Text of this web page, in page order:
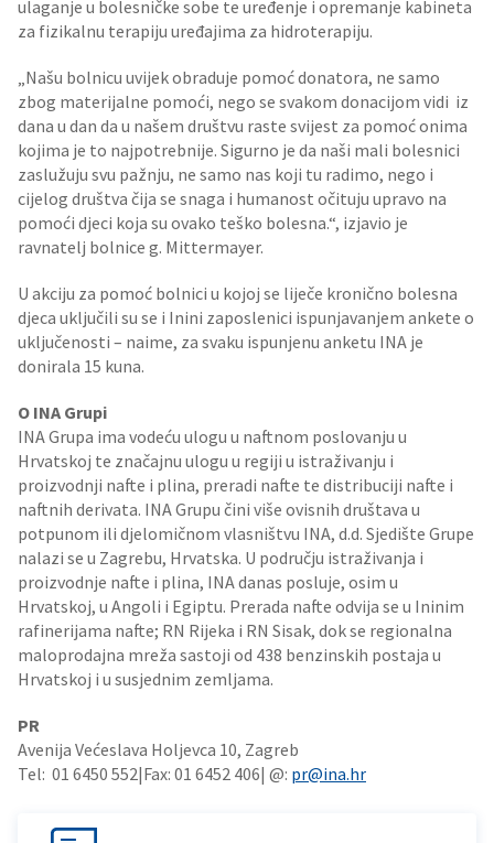
ulaganje u bolesničke sobe te uređenje i opremanje kabineta
za fizikalnu terapiju uređajima za hidroterapiju.
„Našu bolnicu uvijek obraduje pomoć donatora, ne samo
zbog materijalne pomoći, nego se svakom donacijom vidi iz
dana u dan da u našem društvu raste svijest za pomoć onima
kojima je to najpotrebnije. Sigurno je da naši mali bolesnici
zaslužuju svu pažnju, ne samo nas koji tu radimo, nego i
cijelog društva čija se snaga i humanost očituju upravo na
pomoći djeci koja su ovako teško bolesna.“, izjavio je
ravnatelj bolnice g. Mittermayer.
U akciju za pomoć bolnici u kojoj se liječe kronično bolesna
djeca uključili su se i Inini zaposlenici ispunjavanjem ankete o
uključenosti – naime, za svaku ispunjenu anketu INA je
donirala 15 kuna.
O INA Grupi
INA Grupa ima vodeću ulogu u naftnom poslovanju u
Hrvatskoj te značajnu ulogu u regiji u istraživanju i
proizvodnji nafte i plina, preradi nafte te distribuciji nafte i
naftnih derivata. INA Grupu čini više ovisnih društava u
potpunom ili djelomičnom vlasništvu INA, d.d. Sjedište Grupe
nalazi se u Zagrebu, Hrvatska. U području istraživanja i
proizvodnje nafte i plina, INA danas posluje, osim u
Hrvatskoj, u Angoli i Egiptu. Prerada nafte odvija se u Ininim
rafinerijama nafte; RN Rijeka i RN Sisak, dok se regionalna
maloprodajna mreža sastoji od 438 benzinskih postaja u
Hrvatskoj i u susjednim zemljama.
PR
Avenija Većeslava Holjevca 10, Zagreb
Tel: 01 6450 552|Fax: 01 6452 406| @: pr@ina.hr